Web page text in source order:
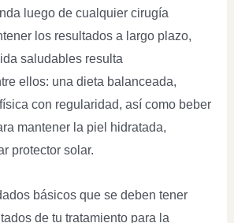
luego de cualquier cirugía
los resultados a largo plazo,
saludables resulta
ellos: una dieta balanceada,
con regularidad, así como beber
mantener la piel hidratada,
protector solar.
básicos que se deben tener
de tu tratamiento para la